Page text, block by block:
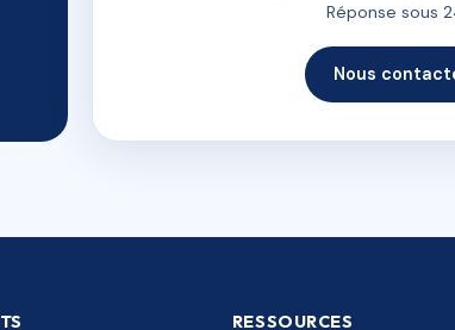
Réponse sous
Nous
RESSOURCES